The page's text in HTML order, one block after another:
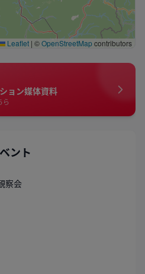
Leaflet | ©OpenStreetMapcontributors
ョン媒体資料
ら
ント
察会